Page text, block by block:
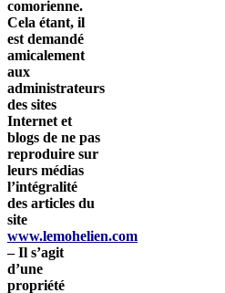
comorienne.
Cela étant, il
est demandé
amicalement
aux
administrateurs
des sites
Internet et
blogs de ne pas
reproduire sur
leurs médias
l’intégralité
des articles du
site
www.lemohelien.com
– Il s’agit
d’une
propriété